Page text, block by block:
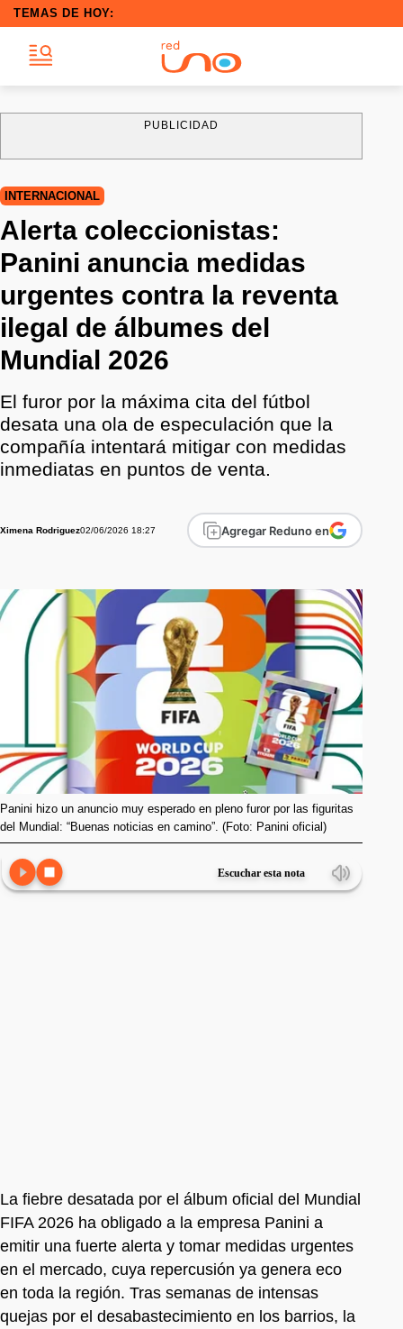
TEMAS DE HOY:
PUBLICIDAD
INTERNACIONAL
Alerta coleccionistas:
Panini anuncia medidas
urgentes contra la reventa
ilegal de álbumes del
Mundial 2026
El furor por la máxima cita del fútbol
desata una ola de especulación que la
compañía intentará mitigar con medidas
inmediatas en puntos de venta.
Ximena Rodriguez02/06/2026 18:27 Agregar Reduno en
Panini hizo un anuncio muy esperado en pleno furor por las figuritas
del Mundial: “Buenas noticias en camino”. (Foto: Panini oficial)
Escuchar esta nota
La fiebre desatada por el álbum oficial del Mundial
FIFA 2026 ha obligado a la empresa Panini a
emitir una fuerte alerta y tomar medidas urgentes
en el mercado, cuya repercusión ya genera eco
en toda la región. Tras semanas de intensas
quejas por el desabastecimiento en los barrios, la